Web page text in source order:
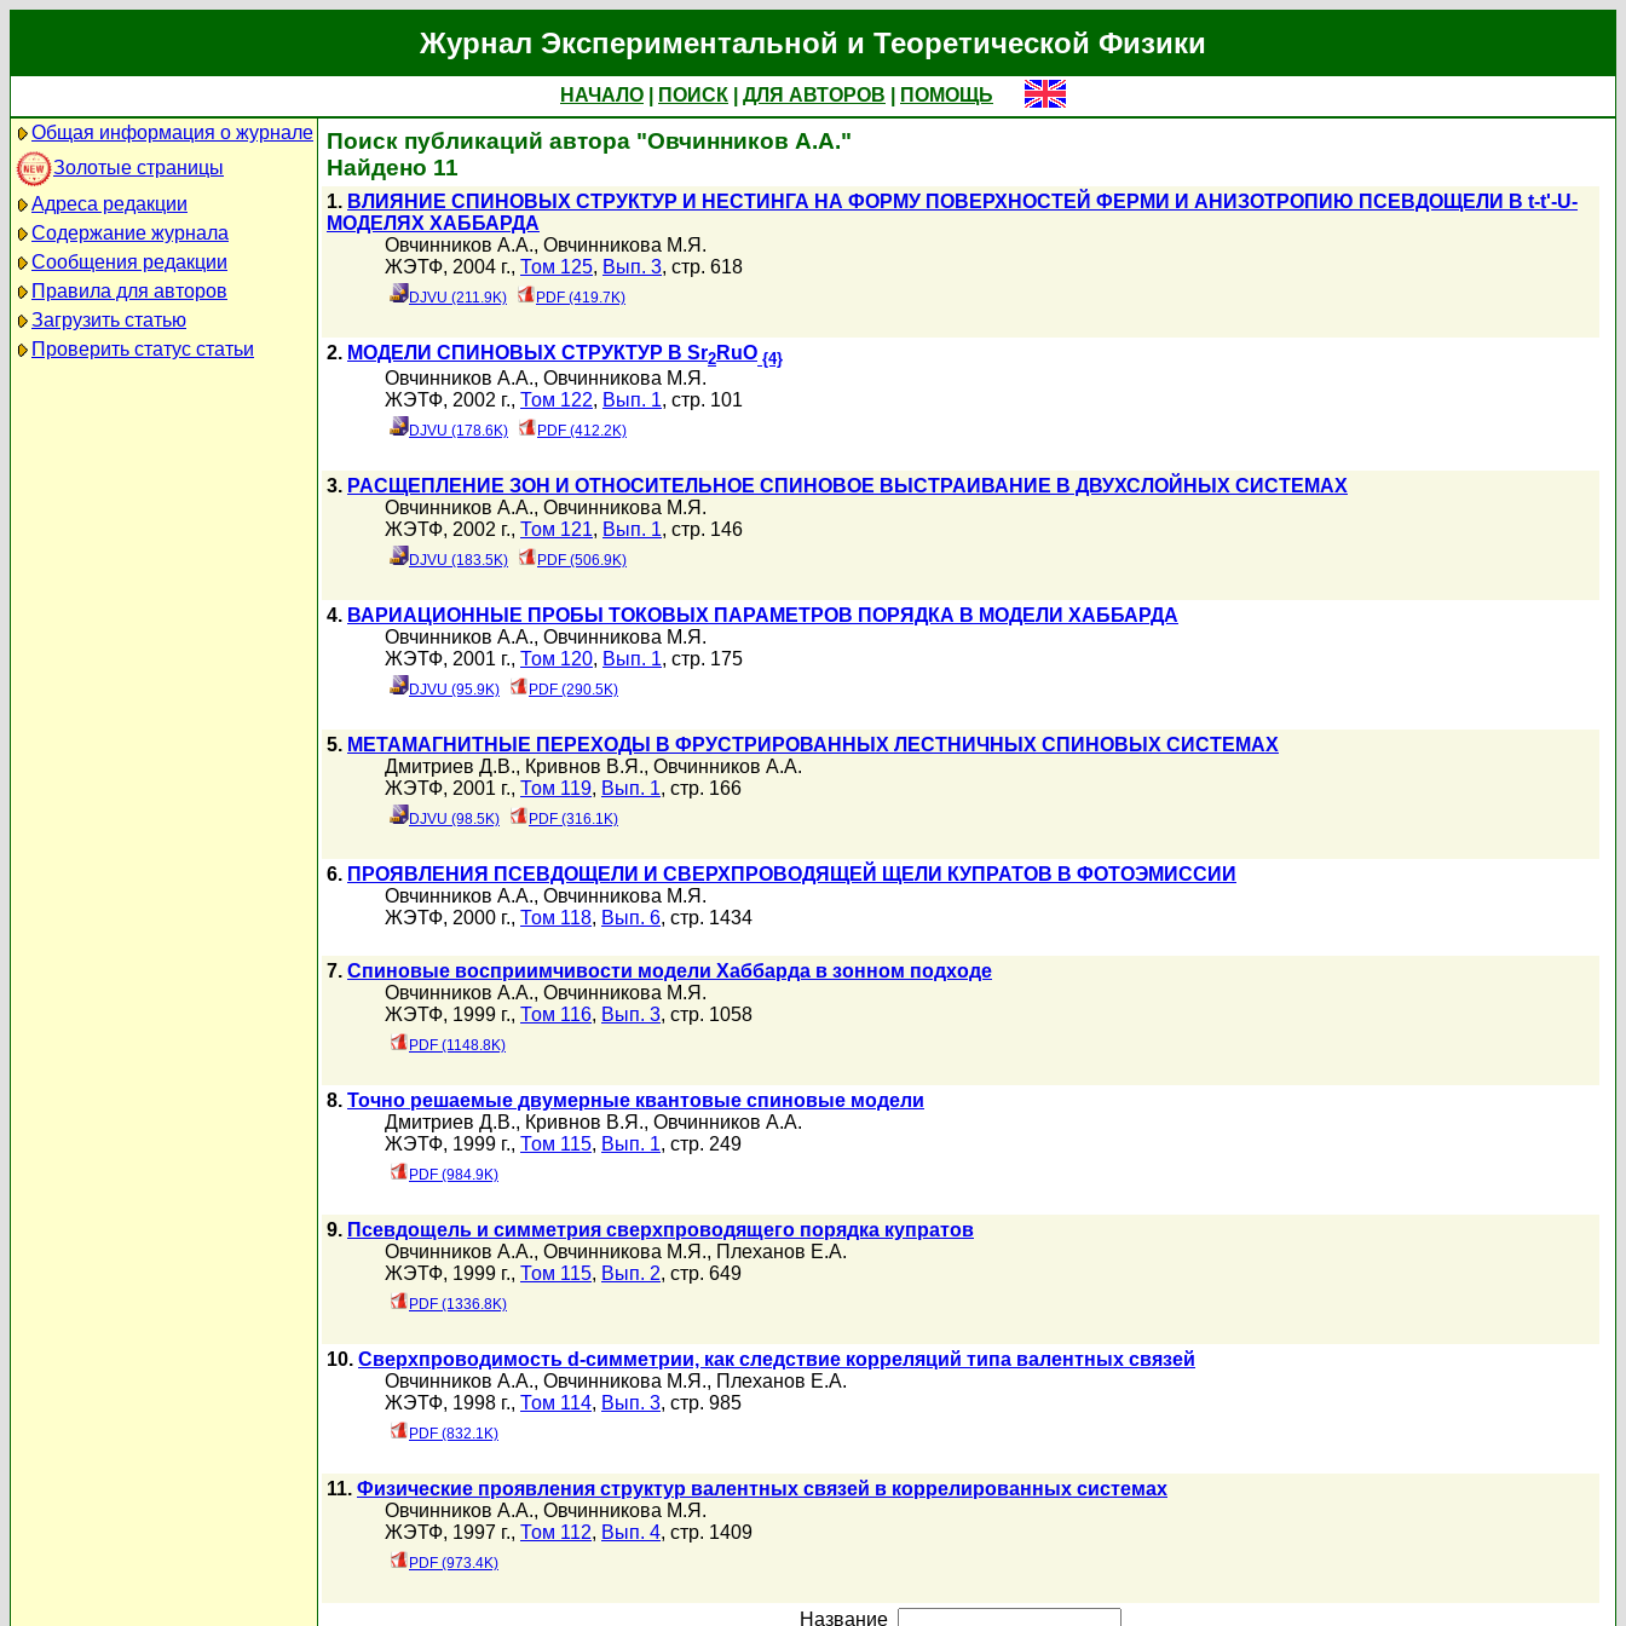
Журнал Экспериментальной и Теоретической Физики
НАЧАЛО ПОИСК ДЛЯ АВТОРОВ
ПОМОЩЬ
Общая информация о журнале
Золотые страницы
Адреса редакции
Содержание журнала
Сообщения редакции
Правила для авторов
Загрузить статью
Проверить статус статьи
Поиск публикаций автора "Овчинников А.А."
Найдено 11
1. ВЛИЯНИЕ СПИНОВЫХ СТРУКТУР И НЕСТИНГА НА ФОРМУ ПОВЕРХНОСТЕЙ ФЕРМИ И АНИЗОТРОПИЮ ПСЕВДОЩЕЛИ В t-t'-U-
МОДЕЛЯХ ХАББАРДА
Овчинников А.А., Овчинникова М.Я.
ЖЭТФ, 2004 г., Том 125, Вып. 3, стр. 618
DJVU (211.9K) PDF (419.7K)
2. МОДЕЛИ СПИНОВЫХ СТРУКТУР В Sr2 RuO {4}
Овчинников А.А., Овчинникова М.Я.
ЖЭТФ, 2002 г., Том 122, Вып. 1, стр. 101
DJVU (178.6K) PDF (412.2K)
3. РАСЩЕПЛЕНИЕ ЗОН И ОТНОСИТЕЛЬНОЕ СПИНОВОЕ ВЫСТРАИВАНИЕ В ДВУХСЛОЙНЫХ СИСТЕМАХ
Овчинников А.А., Овчинникова М.Я.
ЖЭТФ, 2002 г., Том 121, Вып. 1, стр. 146
DJVU (183.5K) PDF (506.9K)
4. ВАРИАЦИОННЫЕ ПРОБЫ ТОКОВЫХ ПАРАМЕТРОВ ПОРЯДКА В МОДЕЛИ ХАББАРДА
Овчинников А.А., Овчинникова М.Я.
ЖЭТФ, 2001 г., Том 120, Вып. 1, стр. 175
DJVU (95.9K) PDF (290.5K)
5. МЕТАМАГНИТНЫЕ ПЕРЕХОДЫ В ФРУСТРИРОВАННЫХ ЛЕСТНИЧНЫХ СПИНОВЫХ СИСТЕМАХ
Дмитриев Д.В., Кривнов В.Я., Овчинников А.А.
ЖЭТФ, 2001 г., Том 119, Вып. 1, стр. 166
DJVU (98.5K) PDF (316.1K)
6. ПРОЯВЛЕНИЯ ПСЕВДОЩЕЛИ И СВЕРХПРОВОДЯЩЕЙ ЩЕЛИ КУПРАТОВ В ФОТОЭМИССИИ
Овчинников А.А., Овчинникова М.Я.
ЖЭТФ, 2000 г., Том 118, Вып. 6, стр. 1434
7. Спиновые восприимчивости модели Хаббарда в зонном подходе
Овчинников А.А., Овчинникова М.Я.
ЖЭТФ, 1999 г., Том 116, Вып. 3, стр. 1058
PDF (1148.8K)
8. Точно решаемые двумерные квантовые спиновые модели
Дмитриев Д.В., Кривнов В.Я., Овчинников А.А.
ЖЭТФ, 1999 г., Том 115, Вып. 1, стр. 249
PDF (984.9K)
9. Псевдощель и симметрия сверхпроводящего порядка купратов
Овчинников А.А., Овчинникова М.Я., Плеханов Е.А.
ЖЭТФ, 1999 г., Том 115, Вып. 2, стр. 649
PDF (1336.8K)
10. Сверхпроводимость d-симметрии, как следствие корреляций типа валентных связей
Овчинников А.А., Овчинникова М.Я., Плеханов Е.А.
ЖЭТФ, 1998 г., Том 114, Вып. 3, стр. 985
PDF (832.1K)
11. Физические проявления структур валентных связей в коррелированных системах
Овчинников А.А., Овчинникова М.Я.
ЖЭТФ, 1997 г., Том 112, Вып. 4, стр. 1409
PDF (973.4K)
Название